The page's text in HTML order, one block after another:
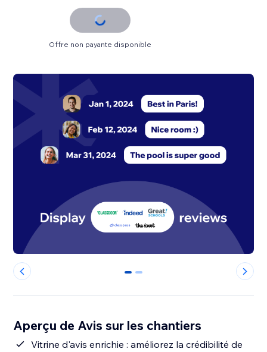
Offre non payante disponible
0 1
Aperçu de Avis sur les chantiers
Vitrine d'avis enrichie : améliorez la crédibilité de